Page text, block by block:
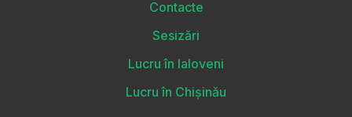
Contacte
Sesizări
Lucru în Ialoveni
Lucru în Chișinău